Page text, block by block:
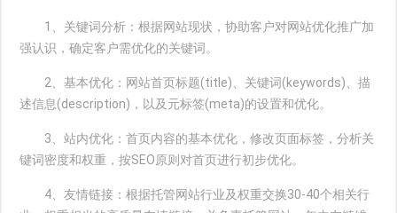
1、关键词分析：根据网站现状，协助客户对网站优化推广加
强认识，确定客户需优化的关键词。
2、基本优化：网站首页标题(title)、关键词(keywords)、描
述信息(description)，以及元标签(meta)的设置和优化。
3、站内优化：首页内容的基本优化，修改页面标签，分析关
键词密度和权重，按SEO原则对首页进行初步优化。
4、友情链接：根据托管网站行业及权重交换30-40个相关行